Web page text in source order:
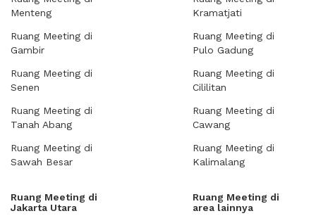
Menteng
Ruang Meeting di
Gambir
Ruang Meeting di
Senen
Ruang Meeting di
Tanah Abang
Ruang Meeting di
Sawah Besar
Kramatjati
Ruang Meeting di
Pulo Gadung
Ruang Meeting di
Cililitan
Ruang Meeting di
Cawang
Ruang Meeting di
Kalimalang
Ruang Meeting di
Jakarta Utara
Ruang Meeting di
area lainnya